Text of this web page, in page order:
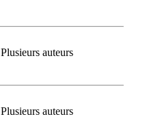
Plusieurs auteurs
Plusieurs auteurs